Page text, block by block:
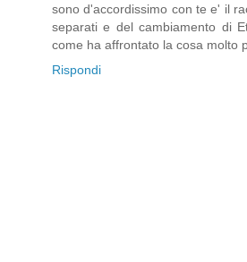
sono d'accordissimo con te e' il
separati e del cambiamento di
come ha affrontato la cosa molto
Rispondi